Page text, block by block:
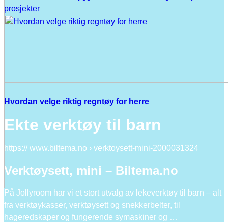
prosjekter
Hvordan velge riktig regntøy for herre
Ekte verktøy til barn
https:// www.biltema.no › verktoysett-mini-2000031324
Verktøysett, mini – Biltema.no
På Jollyroom har vi et stort utvalg av lekeverktøy til barn – alt
fra verktøykasser, verktøysett og snekkerbelter, til
hageredskaper og fungerende symaskiner og …